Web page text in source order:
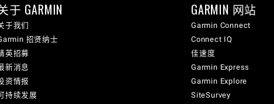
于 GARMIN
于我们
招贤纳士
英招募
新消息
资情报
持续发展
GARMIN 网站
Garmin Connect
Connect IQ
佳速度
Garmin Express
Garmin Explore
SiteSurvey